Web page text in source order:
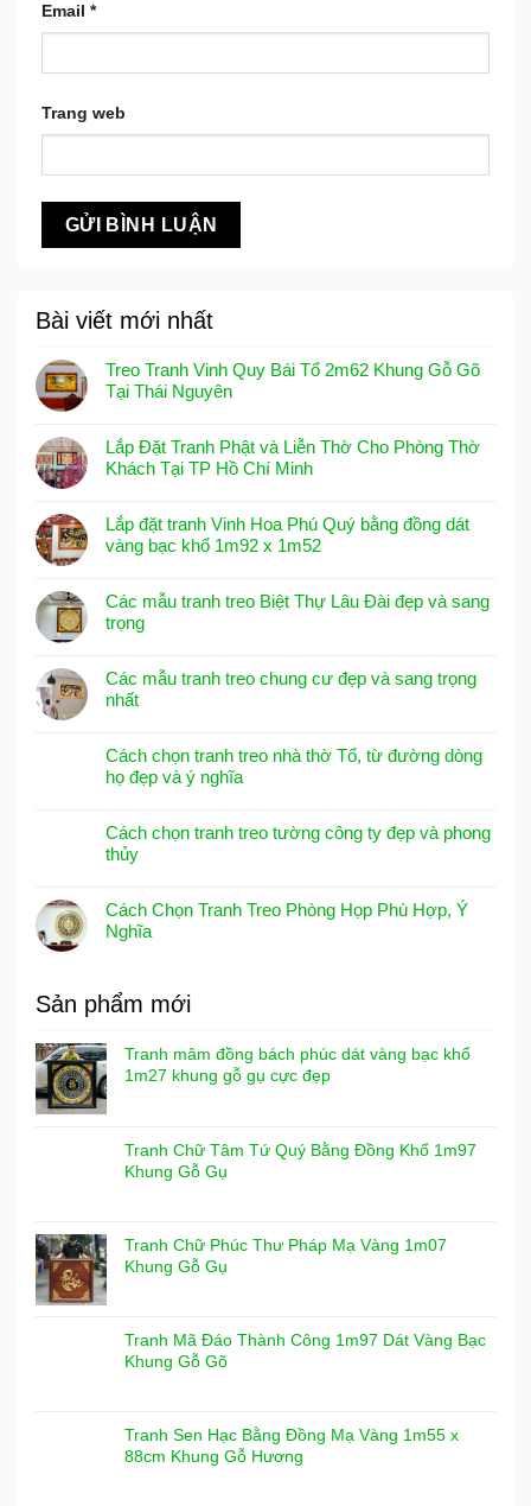
Email *
Trang web
Bài viết mới nhất
Treo Tranh Vinh Quy Bái Tổ 2m62 Khung Gỗ Gõ
Tại Thái Nguyên
Lắp Đặt Tranh Phật và Liễn Thờ Cho Phòng Thờ
Khách Tại TP Hồ Chí Minh
Lắp đặt tranh Vinh Hoa Phú Quý bằng đồng dát
vàng bạc khổ 1m92 x 1m52
Các mẫu tranh treo Biệt Thự Lâu Đài đẹp và sang
trọng
Các mẫu tranh treo chung cư đẹp và sang trọng
nhất
Cách chọn tranh treo nhà thờ Tổ, từ đường dòng
họ đẹp và ý nghĩa
Cách chọn tranh treo tường công ty đẹp và phong
thủy
Cách Chọn Tranh Treo Phòng Họp Phù Hợp, Ý
Nghĩa
Sản phẩm mới
Tranh mâm đồng bách phúc dát vàng bạc khổ
1m27 khung gỗ gụ cực đẹp
Tranh Chữ Tâm Tứ Quý Bằng Đồng Khổ 1m97
Khung Gỗ Gụ
Tranh Chữ Phúc Thư Pháp Mạ Vàng 1m07
Khung Gỗ Gụ
Tranh Mã Đáo Thành Công 1m97 Dát Vàng Bạc
Khung Gỗ Gõ
Tranh Sen Hạc Bằng Đồng Mạ Vàng 1m55 x
88cm Khung Gỗ Hương